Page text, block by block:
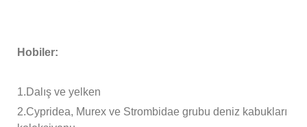
Hobiler:
1.Dalış ve yelken
2.Cypridea, Murex ve Strombidae grubu deniz kabukları